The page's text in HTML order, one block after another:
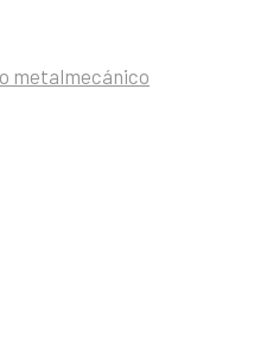
metalmecánico